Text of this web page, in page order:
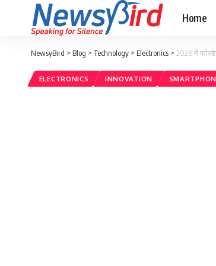
Home
NewsyBird > Blog > Technology > Electronics > 2026 में
ELECTRONICS INNOVATION